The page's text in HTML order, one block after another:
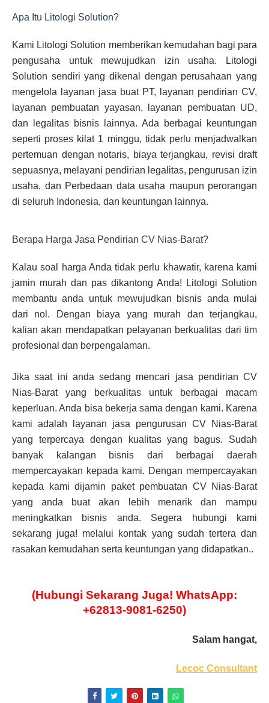
Apa Itu Litologi Solution?
Kami Litologi Solution memberikan kemudahan bagi para
pengusaha untuk mewujudkan izin usaha. Litologi
Solution sendiri yang dikenal dengan perusahaan yang
mengelola layanan jasa buat PT, layanan pendirian CV,
layanan pembuatan yayasan, layanan pembuatan UD,
dan legalitas bisnis lainnya. Ada berbagai keuntungan
seperti proses kilat 1 minggu, tidak perlu menjadwalkan
pertemuan dengan notaris, biaya terjangkau, revisi draft
sepuasnya, melayani pendirian legalitas, pengurusan izin
usaha, dan Perbedaan data usaha maupun perorangan
di seluruh Indonesia, dan keuntungan lainnya.
Berapa Harga Jasa Pendirian CV Nias-Barat?
Kalau soal harga Anda tidak perlu khawatir, karena kami
jamin murah dan pas dikantong Anda! Litologi Solution
membantu anda untuk mewujudkan bisnis anda mulai
dari nol. Dengan biaya yang murah dan terjangkau,
kalian akan mendapatkan pelayanan berkualitas dari tim
profesional dan berpengalaman.
Jika saat ini anda sedang mencari jasa pendirian CV
Nias-Barat yang berkualitas untuk berbagai macam
keperluan. Anda bisa bekerja sama dengan kami. Karena
kami adalah layanan jasa pengurusan CV Nias-Barat
yang terpercaya dengan kualitas yang bagus. Sudah
banyak kalangan bisnis dari berbagai daerah
mempercayakan kepada kami. Dengan mempercayakan
kepada kami dijamin paket pembuatan CV Nias-Barat
yang anda buat akan lebih menarik dan mampu
meningkatkan bisnis anda. Segera hubungi kami
sekarang juga! melalui kontak yang sudah tertera dan
rasakan kemudahan serta keuntungan yang didapatkan..
(Hubungi Sekarang Juga! WhatsApp:
+62813-9081-6250)
Salam hangat,
Lecoc Consultant